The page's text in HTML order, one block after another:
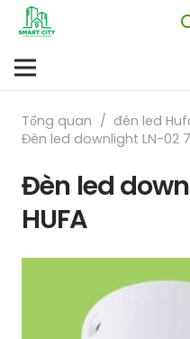
Tổng quan / đèn led
Đèn led downlight LN-02
Đèn led
HUFA